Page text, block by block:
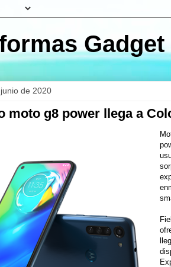
Gadget
de 2020
moto g8 power llega a